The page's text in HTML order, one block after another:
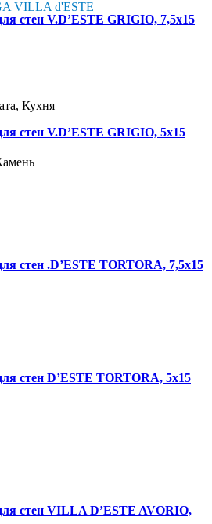
VILLA d'ESTE
Кухня
стен V.D’ESTE GRIGIO, 7,5x15
стен V.D’ESTE GRIGIO, 5x15
стен .D’ESTE TORTORA, 7,5x15
стен D’ESTE TORTORA, 5x15
стен VILLA D’ESTE AVORIO,